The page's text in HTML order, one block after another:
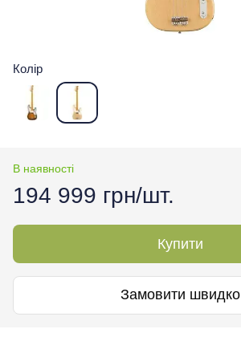
Колір
В наявності
194 999 грн/шт.
Купити
Замовити швидко